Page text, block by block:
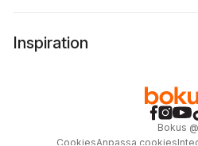
Inspiration
Bokus @
CookiesAnpassa cookies